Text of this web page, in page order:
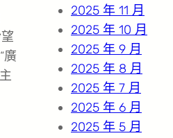
廣
2025 年 11 月
2025 年 10 月
2025 年 9 月
2025 年 8 月
2025 年 7 月
2025 年 6 月
2025 年 5 月